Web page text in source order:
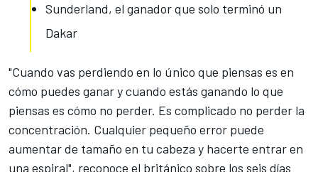
Sunderland, el ganador que solo terminó un
Dakar
"Cuando vas perdiendo en lo único que piensas es en
cómo puedes ganar y cuando estás ganando lo que
piensas es cómo no perder. Es complicado no perder la
concentración. Cualquier pequeño error puede
aumentar de tamaño en tu cabeza y hacerte entrar en
una espiral", reconoce el británico sobre los seis días